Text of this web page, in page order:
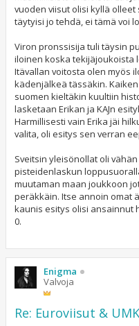
vuoden viisut olisi kyllä olleet
täytyisi jo tehdä, ei tämä voi
Viron pronssisija tuli täysin
iloinen koska tekijäjoukoista
Itävallan voitosta olen myös
kädenjälkeä tässäkin.
suomen kieltäkin kuultiin
lasketaan Erikan ja KAJn
Harmillisesti vain Erika jäi
valita, oli esitys sen verran
Sveitsin yleisönollat oli
pisteidenlaskun
muutaman maan joukkoon
peräkkäin. Itse annoin omat
kaunis esitys olisi ansainnut
0.
Enigma
Valvoja
Re: Euroviisut & UMK